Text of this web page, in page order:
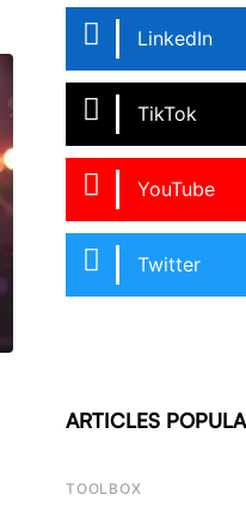
Baromètre 2025 sur
LinkedIn
TikTok
YouTube
Twitter
ARTICLES
TOOLBOX